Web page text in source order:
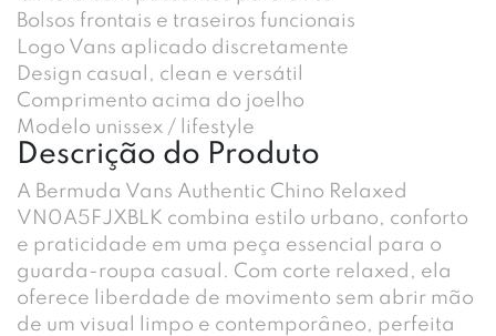
Bolsos frontais e traseiros funcionais
Logo Vans aplicado discretamente
Design casual, clean e versátil
Comprimento acima do joelho
Modelo unissex / lifestyle
Descrição do Produto
A Bermuda Vans Authentic Chino Relaxed
VN0A5FJXBLK combina estilo urbano, conforto
e praticidade em uma peça essencial para o
guarda-roupa casual. Com corte relaxed, ela
oferece liberdade de movimento sem abrir mão
de um visual limpo e contemporâneo, perfeita